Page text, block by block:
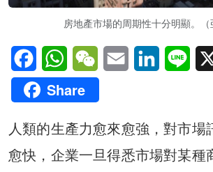
房地產市場的周期性十分明顯。（
FacebookWhatsAppWeChatEmail LinkedInLine
Share
人類的生產力愈來愈強，對市場
愈快，企業一旦得悉市場對某種